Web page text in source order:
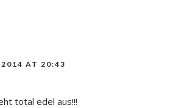
AT 20:43
total edel aus!!!